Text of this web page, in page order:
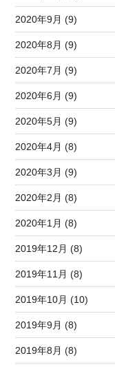
2020年9月 (9)
2020年8月 (9)
2020年7月 (9)
2020年6月 (9)
2020年5月 (9)
2020年4月 (8)
2020年3月 (9)
2020年2月 (8)
2020年1月 (8)
2019年12月 (8)
2019年11月 (8)
2019年10月 (10)
2019年9月 (8)
2019年8月 (8)